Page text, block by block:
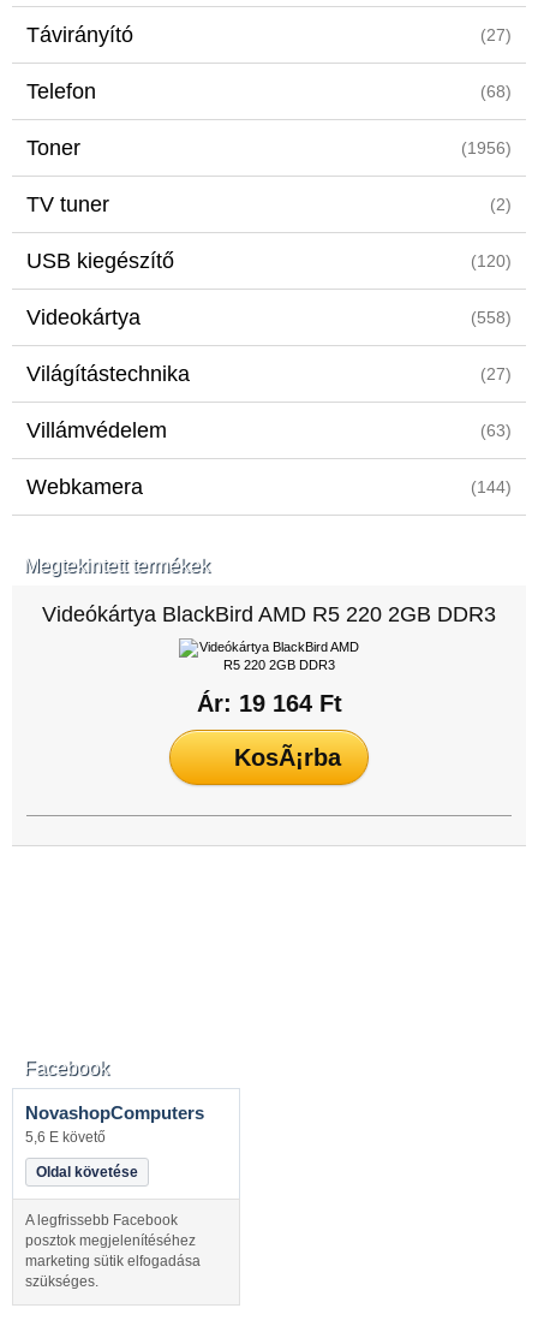
Távirányító (27)
Telefon (68)
Toner (1956)
TV tuner (2)
USB kiegészítő (120)
Videokártya (558)
Világítástechnika (27)
Villámvédelem (63)
Webkamera (144)
Megtekintett termékek
Videókártya BlackBird AMD R5 220 2GB DDR3
Ár: 19 164 Ft
Facebook
NovashopComputers
5,6 E követő
Oldal követése
A legfrissebb Facebook
posztok megjelenítéséhez
marketing sütik elfogadása
szükséges.